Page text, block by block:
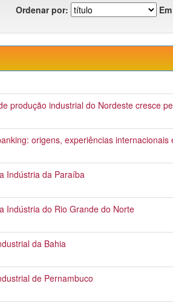
Ordenar por:
produção industrial do Nordeste cresce
origens, experiências
Indústria da Paraíba
Indústria do Rio Grande do Norte
da Bahia
de Pernambuco